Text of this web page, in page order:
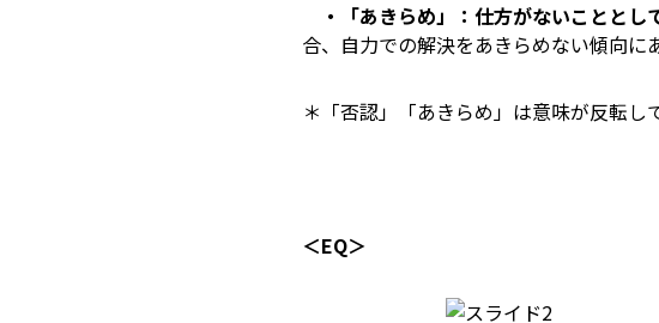
・「あきらめ」：仕方がないこととし
合、自力での解決をあきらめない傾向に
＊「否認」「あきらめ」は意味が反転し
＜EQ＞